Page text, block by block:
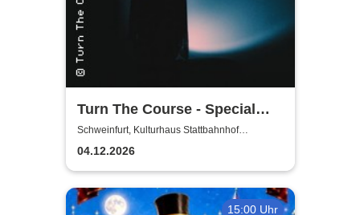
Turn The Course - Special
Guests - Dieversity + Spitter
Schweinfurt, Kulturhaus Stattbahnhof
Schweinfurt
04.12.2026
15:00 Uhr